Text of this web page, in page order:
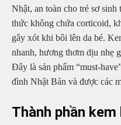
Nhật, an toàn cho trẻ sơ
thức không chứa corticoid,
gây xót khi bôi lên da bé.
nhanh, hương thơm dịu nhẹ
Đây là sản phẩm “must-
đình Nhật Bản và được các
Thành phần